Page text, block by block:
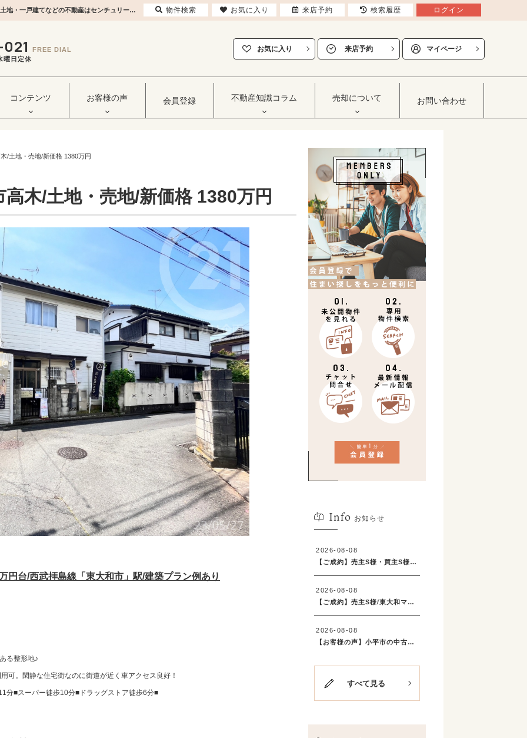
【PRICE】東大和市高木/土地・売地/新価格 1380万円 | 東大和市・立川市・武蔵村山市の土地・一戸建てなどの不動産はセンチュリー21ヒカリ企画へ
FREE DIAL
曜日定休
お気に入り 来店予約 マイページ
コンテンツ お客様の声 会員登録 不動産知識コラム 売却について お問い合わせ
木/土地・売地/新価格 1380万円
高木/土地・売地/新価格 1380万円
円台/西武拝島線「東大和市」駅/建築プラン例あり
る整形地♪
可。閑静な住宅街なのに街道が近く車アクセス良好！
分■スーパー徒歩10分■ドラッグストア徒歩6分■
Info お知らせ
すべて見る
物件検索 お気に入り 来店予約 検索履歴 ログイン